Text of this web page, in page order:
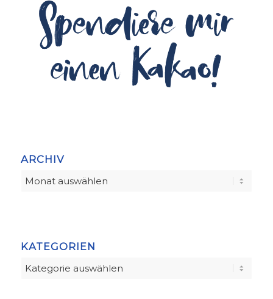
ARCHIV
KATEGORIEN
Kategorien